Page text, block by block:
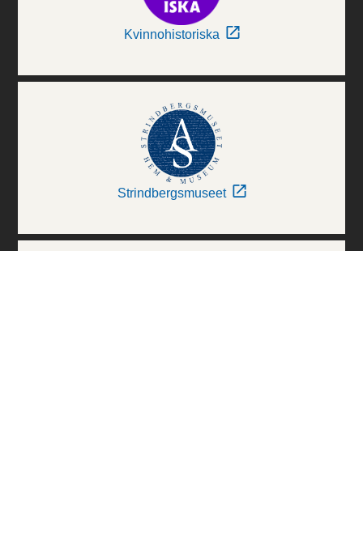
Kvinnohistoriska
Strindbergsmuseet